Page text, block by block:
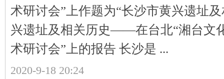
术研讨会”上作题为“长沙市黄兴遗址
兴遗址及相关历史——在台北“湘台文
术研讨会”上的报告 长沙是 ...
2020-9-18 20:24